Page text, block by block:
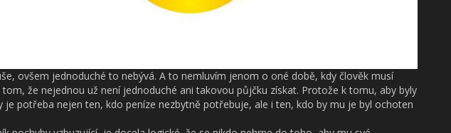
ovšem jednoduché to nebývá. A to nemluvím jenom o oné době, kdy člověk musí
tom, že nejednou už není jednoduché ani takovou půjčku získat. Protože k tomu, aby byly
je potřeba nejen ten, kdo peníze nezbytně potřebuje, ale i ten, kdo by mu je byl ochoten